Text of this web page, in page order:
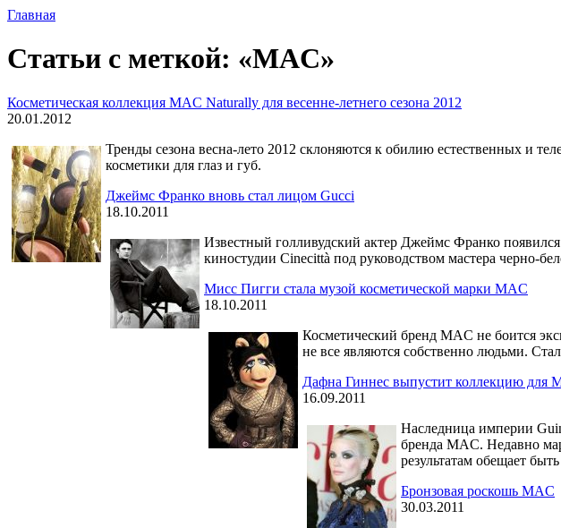
Главная
Статьи с меткой: «MAC»
Косметическая коллекция MAC Naturally для весенне-летнего сезона 2012
20.01.2012
Тренды сезона весна-лето 2012 склоняются к обилию естественных и
косметики для глаз и губ.
Джеймс Франко вновь стал лицом Gucci
18.10.2011
Известный голливудский актер Джеймс Франко
киностудии Cinecittà под руководством мастера черно-
Мисс Пигги стала музой косметической марки MAC
18.10.2011
Косметический бренд MAC не боится
не все являются собственно людьми.
Дафна Гиннес выпустит коллекцию для
16.09.2011
Наследница империи
бренда MAC. Недавно
результатам обещает
Бронзовая роскошь MAC
30.03.2011